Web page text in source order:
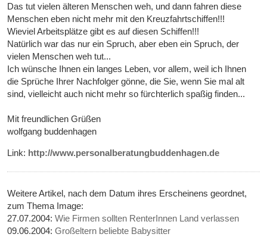
Das tut vielen älteren Menschen weh, und dann fahren diese
Menschen eben nicht mehr mit den Kreuzfahrtschiffen!!!
Wieviel Arbeitsplätze gibt es auf diesen Schiffen!!!
Natürlich war das nur ein Spruch, aber eben ein Spruch, der
vielen Menschen weh tut...
Ich wünsche Ihnen ein langes Leben, vor allem, weil ich Ihnen
die Sprüche Ihrer Nachfolger gönne, die Sie, wenn Sie mal alt
sind, vielleicht auch nicht mehr so fürchterlich spaßig finden...
Mit freundlichen Grüßen
wolfgang buddenhagen
Link: http://www.personalberatungbuddenhagen.de
Weitere Artikel, nach dem Datum ihres Erscheinens geordnet,
zum Thema Image:
27.07.2004:Wie Firmen sollten RenterInnen Land verlassen
09.06.2004:Großeltern beliebte Babysitter